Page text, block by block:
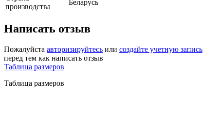
производства
Беларусь
Написать отзыв
Пожалуйста авторизируйтесь или создайте учетную запись
перед тем как написать отзыв
Таблица размеров
Таблица размеров